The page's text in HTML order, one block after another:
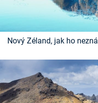
Nový Zéland, jak ho